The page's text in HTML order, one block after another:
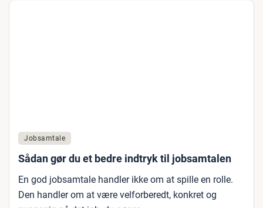
Jobsamtale
Sådan gør du et bedre indtryk til jobsamtalen
En god jobsamtale handler ikke om at spille en rolle.
Den handler om at være velforberedt, konkret og